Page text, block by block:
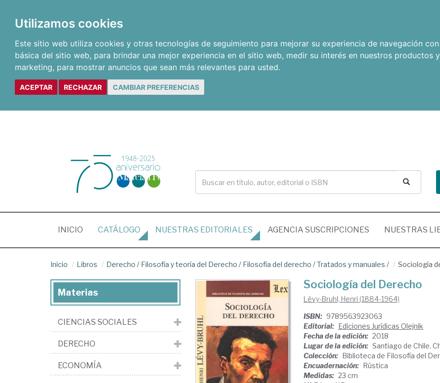
Utilizamos cookies
Este sitio web utiliza cookies y otras tecnologías de seguimiento para mejorar su experiencia de navegación
básica del sitio web, para brindar una mejor experiencia en el sitio web, medir su interés en nuestros productos
marketing, para mostrar anuncios que sean más relevantes para usted.
ACEPTAR RECHAZAR CAMBIAR PREFERENCIAS
INICIO (CURRENT)
CATÁLOGO NUESTRAS EDITORIALES AGENCIA SUSCRIPCIONES NUESTRAS
Inicio Libros Derecho / Filosofía y teoría del Derecho / Filosofía del derecho /Tratados y manuales / Sociología
Sociología del Derecho
Lévy-Bruhl, Henri (1884-1964)
ISBN: 9789563923063
Editorial: Ediciones Jurídicas Olejnik
Fecha de la edición: 2018
Lugar de la edición: Santiago de Chile.
Colección: Biblioteca de Filosofía del
Encuadernación: Rústica
Medidas: 23 cm
Materias
CIENCIAS SOCIALES
DERECHO
ECONOMÍA